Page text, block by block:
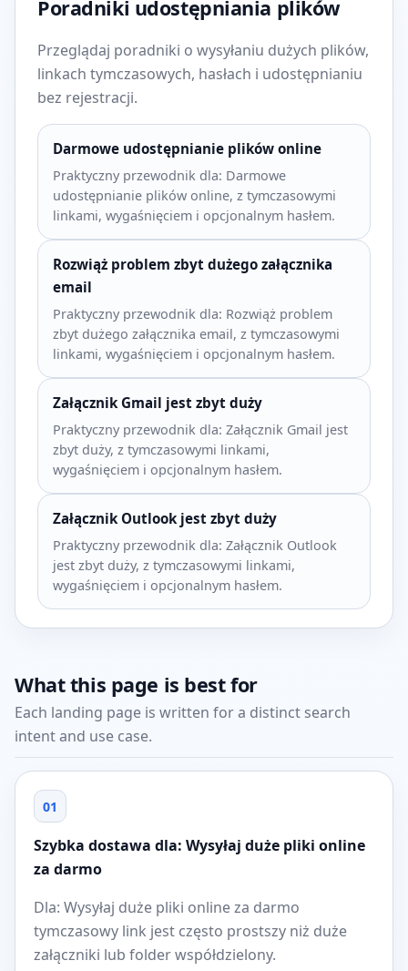
Poradniki udostępniania plików
Przeglądaj poradniki o wysyłaniu dużych plików,
linkach tymczasowych, hasłach i udostępnianiu
bez rejestracji.
Darmowe udostępnianie plików online
Praktyczny przewodnik dla: Darmowe
udostępnianie plików online, z tymczasowymi
linkami, wygaśnięciem i opcjonalnym hasłem.
Rozwiąż problem zbyt dużego załącznika
email
Praktyczny przewodnik dla: Rozwiąż problem
zbyt dużego załącznika email, z tymczasowymi
linkami, wygaśnięciem i opcjonalnym hasłem.
Załącznik Gmail jest zbyt duży
Praktyczny przewodnik dla: Załącznik Gmail jest
zbyt duży, z tymczasowymi linkami,
wygaśnięciem i opcjonalnym hasłem.
Załącznik Outlook jest zbyt duży
Praktyczny przewodnik dla: Załącznik Outlook
jest zbyt duży, z tymczasowymi linkami,
wygaśnięciem i opcjonalnym hasłem.
What this page is best for
Each landing page is written for a distinct search
intent and use case.
01
Szybka dostawa dla: Wysyłaj duże pliki online
za darmo
Dla: Wysyłaj duże pliki online za darmo
tymczasowy link jest często prostszy niż duże
załączniki lub folder współdzielony.